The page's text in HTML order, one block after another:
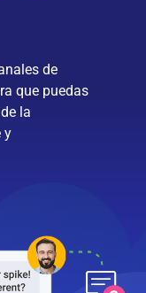
de
que puedas
la
y